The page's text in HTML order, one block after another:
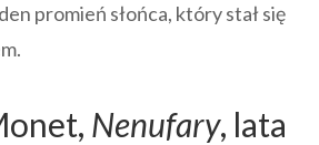
promień słońca, który stał się
Nenufary, lata